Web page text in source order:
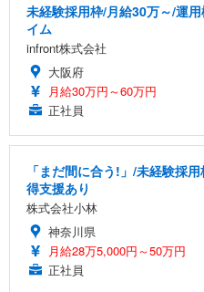
未経験採用枠/月給30万～/運
イム
infront株式会社
大阪府
月給30万円～60万円
正社員
「まだ間に合う!」/未経験採
得支援あり
株式会社小林
神奈川県
月給28万5,000円～50万円
正社員